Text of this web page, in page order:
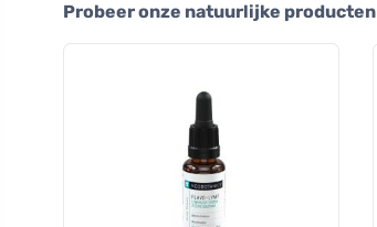
Probeer onze natuurlijke producten